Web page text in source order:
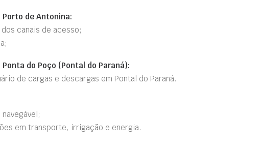
de Antonina:
canais de acesso;
do Poço (Pontal do Paraná):
de cargas e descargas em Pontal do Paraná.
em transporte, irrigação e energia.